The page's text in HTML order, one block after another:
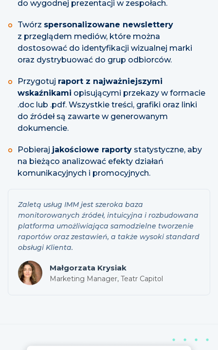
do wygodnej prezentacji w zespołach.
Twórz spersonalizowane newslettery
z przeglądem mediów, które można
dostosować do identyfikacji wizualnej marki
oraz dystrybuować do grup odbiorców.
Przygotuj raport z najważniejszymi
wskaźnikami opisującymi przekazy w formacie
.doc lub .pdf. Wszystkie treści, grafiki oraz linki
do źródeł są zawarte w generowanym
dokumencie.
Pobieraj jakościowe raporty statystyczne, aby
na bieżąco analizować efekty działań
komunikacyjnych i promocyjnych.
Zaletą usług IMM jest szeroka baza
monitorowanych źródeł, intuicyjna i rozbudowana
platforma umożliwiająca samodzielne tworzenie
raportów oraz zestawień, a także wysoki standard
obsługi Klienta.
Małgorzata Krysiak
Marketing Manager, Teatr Capitol